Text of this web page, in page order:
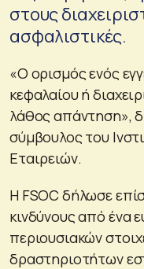
στους
ασφαλιστικές.
«Ο ορισμός ενός
κεφαλαίου ή
λάθος απάντηση»,
σύμβουλος του
Εταιρειών.
Η FSOC δήλωσε
κινδύνους από ένα
περιουσιακών
δραστηριοτήτων